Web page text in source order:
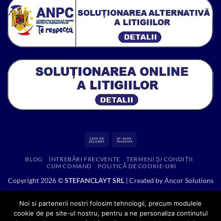
Cash
Delivery
BLOG ÎNTREBĂRI FRECVENTE
TERMENI ȘI CONDIȚII
CUM COMAND
POLITICĂ DE COOKIE-URI
Copyright 2026 ©STEFANCLAYT SRL| Created byAncor Solutions
Noi si partenerii nostri folosim tehnologii, precum modulele
cookie de pe site-ul nostru, pentru a ne personaliza continutul